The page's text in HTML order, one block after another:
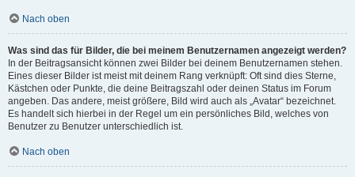
Nach oben
Was sind das für Bilder, die bei meinem Benutzernamen angezeigt werden?
In der Beitragsansicht können zwei Bilder bei deinem Benutzernamen stehen.
Eines dieser Bilder ist meist mit deinem Rang verknüpft: Oft sind dies Sterne,
Kästchen oder Punkte, die deine Beitragszahl oder deinen Status im Forum
angeben. Das andere, meist größere, Bild wird auch als „Avatar“ bezeichnet.
Es handelt sich hierbei in der Regel um ein persönliches Bild, welches von
Benutzer zu Benutzer unterschiedlich ist.
Nach oben